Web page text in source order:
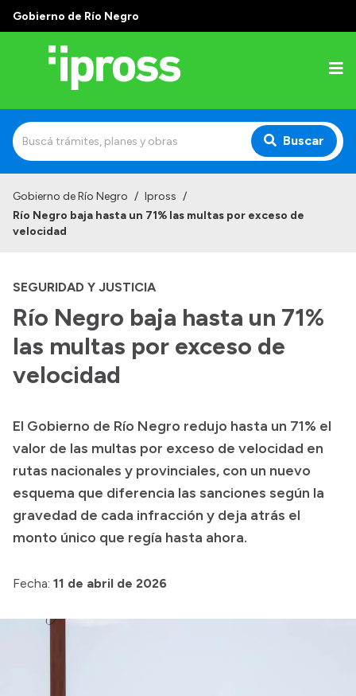
Gobierno de Río Negro
Buscar
Institucional
Autoridades
Delegaciones
Consultorios Propios
Presentación CV
Transparencia
Inversión en Salud
Licitaciones
Consulta de expedientes
Gobierno de Río Negro / Ipross /
Río Negro baja hasta un 71% las multas por exceso de
velocidad
SEGURIDAD Y JUSTICIA
Río Negro baja hasta un 71%
las multas por exceso de
velocidad
El Gobierno de Río Negro redujo hasta un 71% el
valor de las multas por exceso de velocidad en
rutas nacionales y provinciales, con un nuevo
esquema que diferencia las sanciones según la
gravedad de cada infracción y deja atrás el
monto único que regía hasta ahora.
Fecha: 11 de abril de 2026